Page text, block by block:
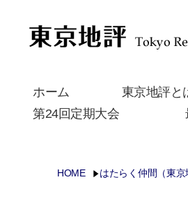
ホーム 東京地評と
第24回定期大会
HOME はたらく仲間（東京